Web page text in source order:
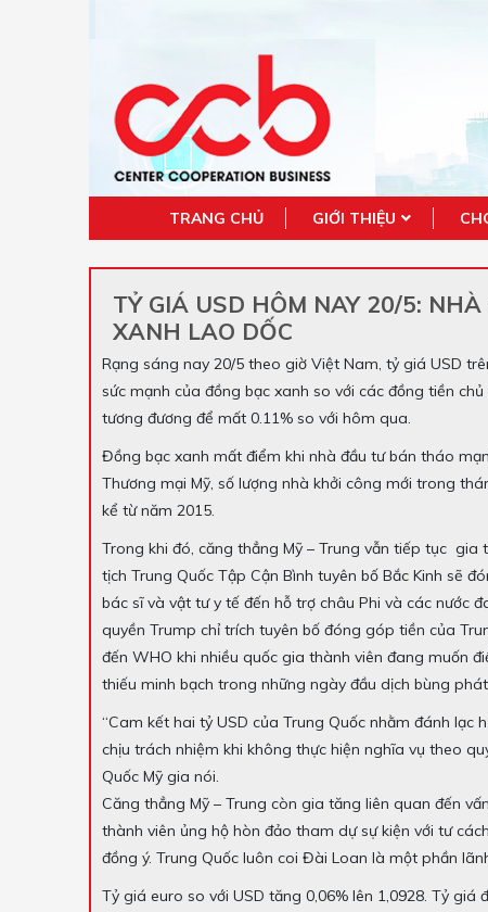
TRANG CHỦ GIỚI THIỆU
TỶ GIÁ USD HÔM NAY 20/5:
XANH LAO DỐC
Rạng sáng nay 20/5 theo giờ Việt Nam, tỷ giá USD
sức mạnh của đồng bạc xanh so với các đồng tiền
tương đương để mất 0.11% so với hôm qua.
Đồng bạc xanh mất điểm khi nhà đầu tư bán tháo
Thương mại Mỹ, số lượng nhà khởi công mới trong
kể từ năm 2015.
Trong khi đó, căng thẳng Mỹ – Trung vẫn tiếp tục
tịch Trung Quốc Tập Cận Bình tuyên bố Bắc Kinh sẽ
bác sĩ và vật tư y tế đến hỗ trợ châu Phi và các nước
quyền Trump chỉ trích tuyên bố đóng góp tiền của
đến WHO khi nhiều quốc gia thành viên đang muốn
thiếu minh bạch trong những ngày đầu dịch bùng
“Cam kết hai tỷ USD của Trung Quốc nhằm đánh lạc
chịu trách nhiệm khi không thực hiện nghĩa vụ theo
Quốc Mỹ gia nói.
Căng thẳng Mỹ – Trung còn gia tăng liên quan đến
thành viên ủng hộ hòn đảo tham dự sự kiện với tư
đồng ý. Trung Quốc luôn coi Đài Loan là một phần
Tỷ giá euro so với USD tăng 0,06% lên 1,0928. Tỷ giá